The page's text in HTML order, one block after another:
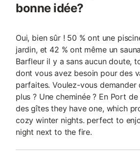
bonne idée?
Oui, bien sûr ! 50 % ont une
jardin, et 42 % ont même un
Barfleur il y a sans aucun doute,
dont vous avez besoin pour des
parfaites. Voulez-vous demander
plus ? Une cheminée ? En Port
des gîtes they have one, which
cozy winter nights. perfect to
night next to the fire.